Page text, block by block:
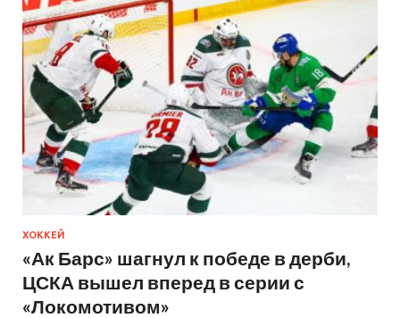
ХОККЕЙ
«Ак Барс» шагнул к победе в дерби,
ЦСКА вышел вперед в серии с
«Локомотивом»